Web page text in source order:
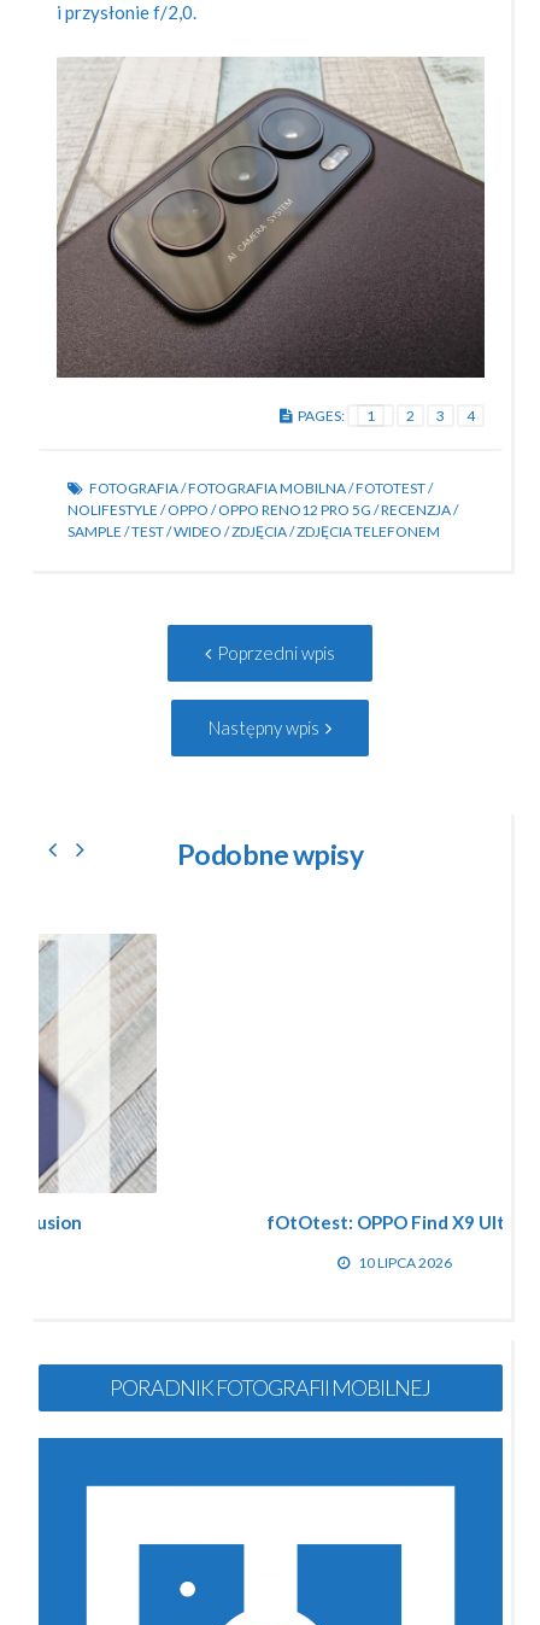
i przysłonie f/2,0.
PAGES: 1 2 3 4
FOTOGRAFIA/FOTOGRAFIA MOBILNA/FOTOTEST/
NOLIFESTYLE /OPPO /OPPO RENO12 PRO 5G /RECENZJA/
SAMPLE /TEST/WIDEO /ZDJĘCIA/ZDJĘCIA TELEFONEM
Poprzedni wpis
wpis:
Następny wpis
wpis:
Podobne wpisy
fOtOtest: OPPO Find X9 Ultra
PORADNIK FOTOGRAFII MOBILNEJ